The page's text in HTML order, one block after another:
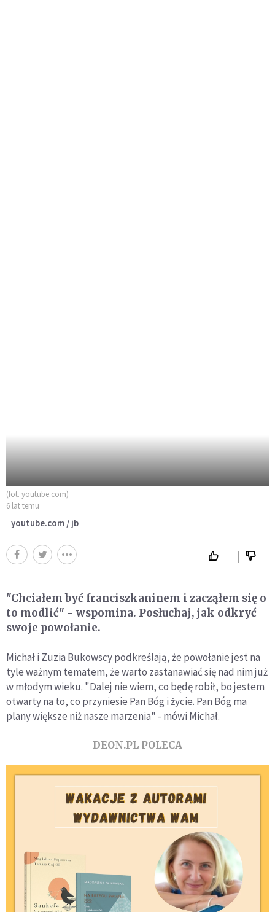
(fot. youtube.com)
6 lat temu
youtube.com / jb
"Chciałem być franciszkaninem i zacząłem się o
to modlić" - wspomina. Posłuchaj, jak odkryć
swoje powołanie.
Michał i Zuzia Bukowscy podkreślają, że powołanie jest na
tyle ważnym tematem, że warto zastanawiać się nad nim już
w młodym wieku. "Dalej nie wiem, co będę robił, bo jestem
otwarty na to, co przyniesie Pan Bóg i życie. Pan Bóg ma
plany większe niż nasze marzenia" - mówi Michał.
DEON.PL POLECA